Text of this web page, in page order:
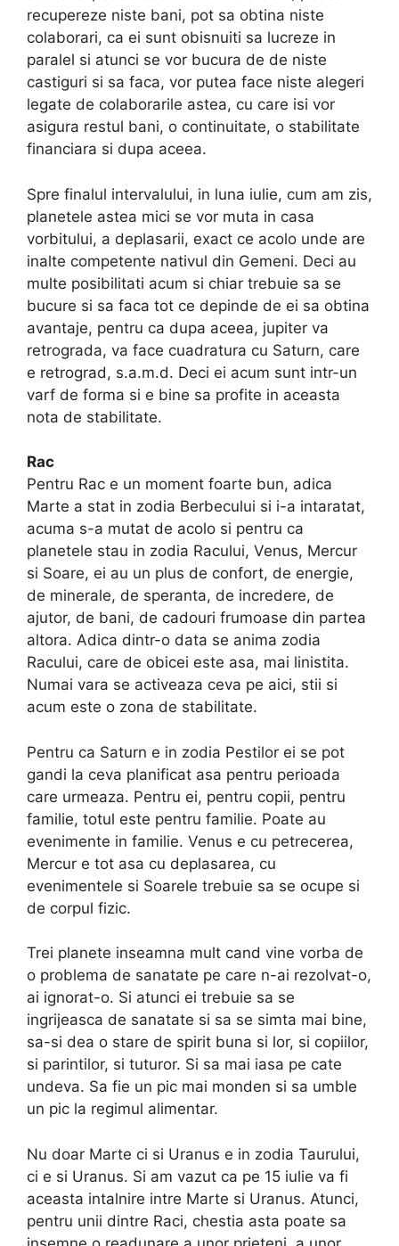
recupereze niste bani, pot sa obtina niste
colaborari, ca ei sunt obisnuiti sa lucreze in
paralel si atunci se vor bucura de de niste
castiguri si sa faca, vor putea face niste alegeri
legate de colaborarile astea, cu care isi vor
asigura restul bani, o continuitate, o stabilitate
financiara si dupa aceea.
Spre finalul intervalului, in luna iulie, cum am zis,
planetele astea mici se vor muta in casa
vorbitului, a deplasarii, exact ce acolo unde are
inalte competente nativul din Gemeni. Deci au
multe posibilitati acum si chiar trebuie sa se
bucure si sa faca tot ce depinde de ei sa obtina
avantaje, pentru ca dupa aceea, jupiter va
retrograda, va face cuadratura cu Saturn, care
e retrograd, s.a.m.d. Deci ei acum sunt intr-un
varf de forma si e bine sa profite in aceasta
nota de stabilitate.
Rac
Pentru Rac e un moment foarte bun, adica
Marte a stat in zodia Berbecului si i-a intaratat,
acuma s-a mutat de acolo si pentru ca
planetele stau in zodia Racului, Venus, Mercur
si Soare, ei au un plus de confort, de energie,
de minerale, de speranta, de incredere, de
ajutor, de bani, de cadouri frumoase din partea
altora. Adica dintr-o data se anima zodia
Racului, care de obicei este asa, mai linistita.
Numai vara se activeaza ceva pe aici, stii si
acum este o zona de stabilitate.
Pentru ca Saturn e in zodia Pestilor ei se pot
gandi la ceva planificat asa pentru perioada
care urmeaza. Pentru ei, pentru copii, pentru
familie, totul este pentru familie. Poate au
evenimente in familie. Venus e cu petrecerea,
Mercur e tot asa cu deplasarea, cu
evenimentele si Soarele trebuie sa se ocupe si
de corpul fizic.
Trei planete inseamna mult cand vine vorba de
o problema de sanatate pe care n-ai rezolvat-o,
ai ignorat-o. Si atunci ei trebuie sa se
ingrijeasca de sanatate si sa se simta mai bine,
sa-si dea o stare de spirit buna si lor, si copiilor,
si parintilor, si tuturor. Si sa mai iasa pe cate
undeva. Sa fie un pic mai monden si sa umble
un pic la regimul alimentar.
Nu doar Marte ci si Uranus e in zodia Taurului,
ci e si Uranus. Si am vazut ca pe 15 iulie va fi
aceasta intalnire intre Marte si Uranus. Atunci,
pentru unii dintre Raci, chestia asta poate sa